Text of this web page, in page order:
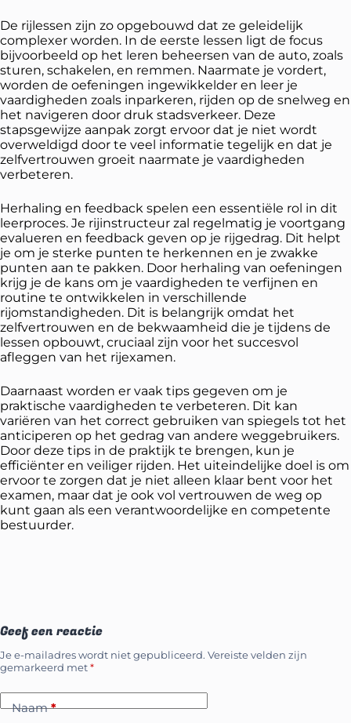
De rijlessen zijn zo opgebouwd dat ze geleidelijk
complexer worden. In de eerste lessen ligt de focus
bijvoorbeeld op het leren beheersen van de auto, zoals
sturen, schakelen, en remmen. Naarmate je vordert,
worden de oefeningen ingewikkelder en leer je
vaardigheden zoals inparkeren, rijden op de snelweg en
het navigeren door druk stadsverkeer. Deze
stapsgewijze aanpak zorgt ervoor dat je niet wordt
overweldigd door te veel informatie tegelijk en dat je
zelfvertrouwen groeit naarmate je vaardigheden
verbeteren.
Herhaling en feedback spelen een essentiële rol in dit
leerproces. Je rijinstructeur zal regelmatig je voortgang
evalueren en feedback geven op je rijgedrag. Dit helpt
je om je sterke punten te herkennen en je zwakke
punten aan te pakken. Door herhaling van oefeningen
krijg je de kans om je vaardigheden te verfijnen en
routine te ontwikkelen in verschillende
rijomstandigheden. Dit is belangrijk omdat het
zelfvertrouwen en de bekwaamheid die je tijdens de
lessen opbouwt, cruciaal zijn voor het succesvol
afleggen van het rijexamen.
Daarnaast worden er vaak tips gegeven om je
praktische vaardigheden te verbeteren. Dit kan
variëren van het correct gebruiken van spiegels tot het
anticiperen op het gedrag van andere weggebruikers.
Door deze tips in de praktijk te brengen, kun je
efficiënter en veiliger rijden. Het uiteindelijke doel is om
ervoor te zorgen dat je niet alleen klaar bent voor het
examen, maar dat je ook vol vertrouwen de weg op
kunt gaan als een verantwoordelijke en competente
bestuurder.
Geef een reactie
Je e-mailadres wordt niet gepubliceerd. Vereiste velden zijn
gemarkeerd met*
Naam*